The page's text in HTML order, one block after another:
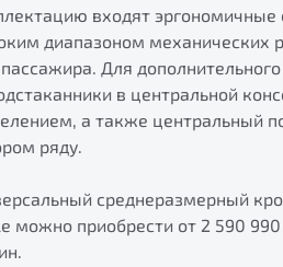
входят
диапазоном механических
Для
в центральной
а также центральный
ряду.
среднеразмерный
можно приобрести от 2 590